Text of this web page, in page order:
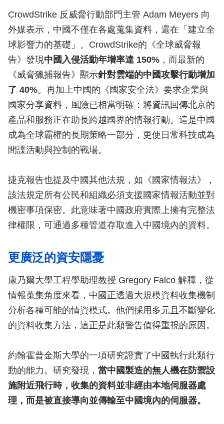
CrowdStrike 反威脅行動部門主管 Adam Meyers 向
外媒表示，中國不僅在各處蒐集資料，還在「建立全
球影響力的基礎」。CrowdStrike的《全球威脅報
告》發現中國入侵活動年增率達 150%，而最新的
《威脅獵捕報告》顯示針對雲端的中國攻擊行動增加
了 40%。再加上中國的《國家安全法》要求企業與
國家分享資料，風險已相當明確：將資訊回傳北京的
產品和服務正在助長跨越國界的情報行動。這是中國
成為全球霸權的長期策略一部分，更使日常科技成為
間諜活動與控制的戰場。
捷克報告也提及中國其他法規，如《國家情報法》，
該法規定所有公民和組織必須支援國家情報活動並對
機密事項保密。此意味著中國政府實際上擁有完整法
律權限，可通過多種管道存取進入中國境內的資料。
更廣泛的資安隱憂
康乃爾大學工程學助理教授 Gregory Falco 解釋，從
情報蒐集角度來看，中國正透過大規模資料收集機制
分析各種可能的情資模式。他們採用多元且不斷變化
的資料收集方法，這正是此類警告值得重視的原因。
約翰霍普金斯大學的一項研究證實了中國執行此類行
動的能力。研究發現， 當中國製造的無人機在防禦設
施附近飛行時，收集的資料並非經由本地伺服器處
理，而是被直接導向並傳輸至中國境內的伺服器。